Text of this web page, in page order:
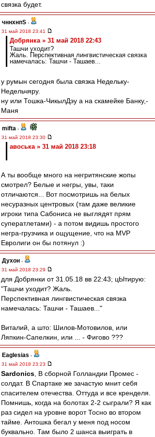
связка будет.
чннхнпS -
31 май 2018 23:41
Добрянка » 31 май 2018 22:43
Ташчи уходит?
Жаль. Перспективная лингвистическая связка
намечалась: Ташчи - Ташаев...
у румын сегодня была связка Недельку-
Недельчяру.
ну или Тошка-ЧикылДэу а на скамейке Банку,-
Маня
mifta -
31 май 2018 23:30
авоська » 31 май 2018 23:18
А ты вообще много на негритянские жопы
смотрел? Белые и негры, увы, таки
отличаются... Вот посмотришь на белых
несуразных центровых (там даже великие
игроки типа Сабониса не выглядят прям
суператлетами) - а потом видишь простого
негра-грузчика и ощущение, что на MVP
Евролиги он бы потянул :)
Духон -
31 май 2018 23:29
для Добрянки от 31.05.18 вв 22:43; цЫтирую:
"Ташчи уходит? Жаль.
Перспективная лингвистическая связка
намечалась: Ташчи - Ташаев..."
Виталий, а што: Шилов-Мотовилов, или
Ляпкин-Сапелкин, или ... - Фигово ???
Eaglesias -
31 май 2018 23:23
Sardonics , В сборной Голландии Промес -
солдат. В Спартаке же зачастую мнит себя
спасителем отечества. Оттуда и все кренделя.
Помнишь, когда на болотах 2-2 сыграли? Я как
раз сидел на уровне ворот Тосно во втором
тайме. Антошка бегал у меня под носом
буквально. Там было 2 шанса выиграть в